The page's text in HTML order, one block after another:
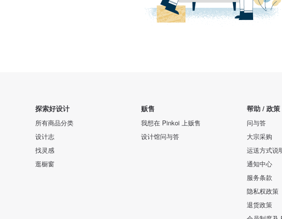
探索好设计
所有商品分类
设计志
找灵感
逛橱窗
贩售
我想在 Pinkoi 上贩售
设计馆问与答
帮助 / 政策
问与答
大宗采购
运送方式说
通知中心
服务条款
隐私权政策
退货政策